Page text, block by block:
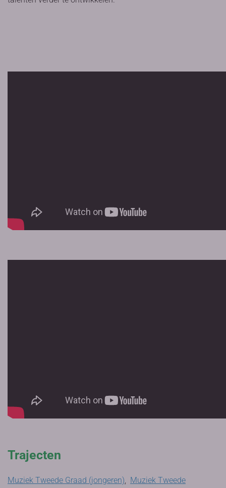
Trajecten
Muziek Tweede Graad (jongeren), Muziek Tweede